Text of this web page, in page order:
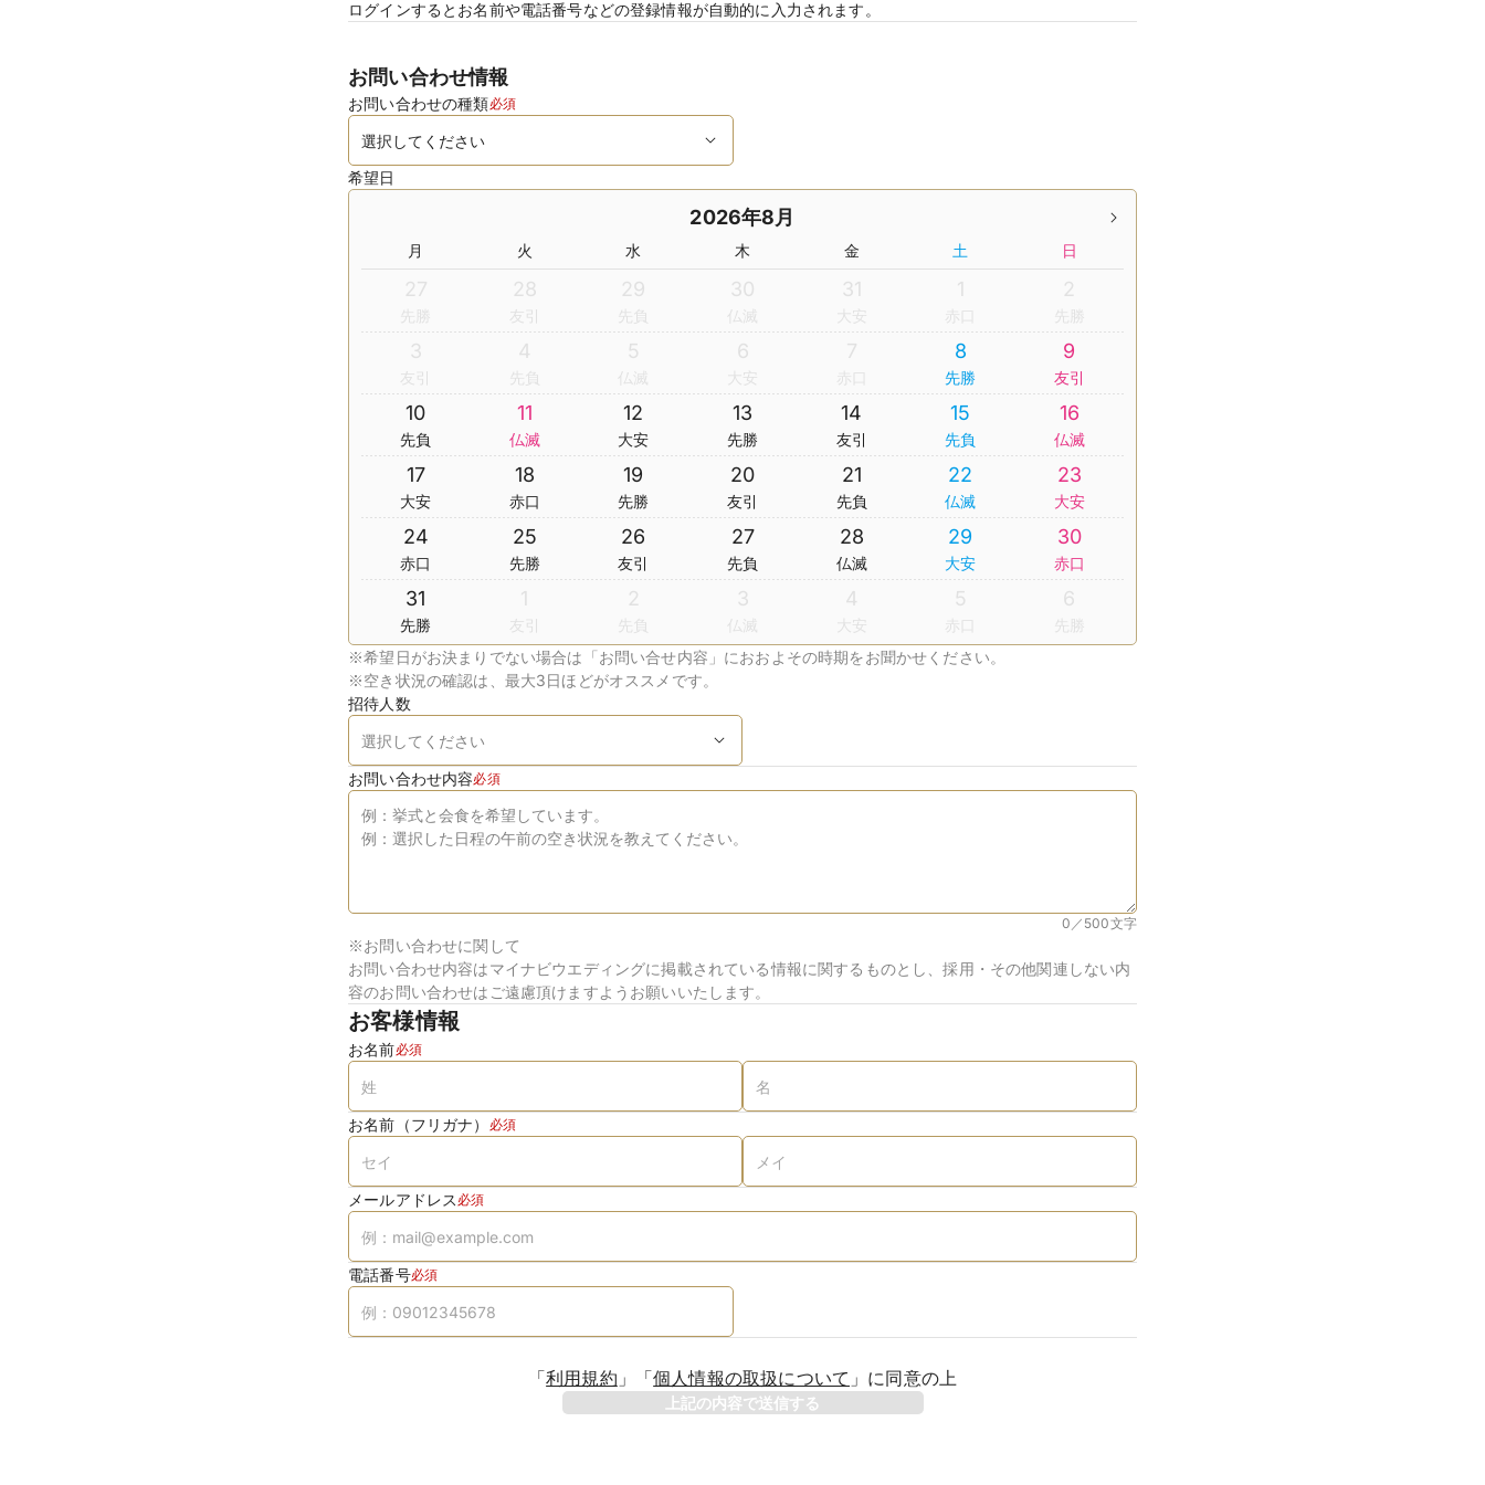
ログインするとお名前や電話番号などの登録情報が自動的に入力されます。
お問い合わせ情報
お問い合わせの種類必須
希望日
2026年8月
月 火 水 木 金 土 日
27
先勝
28
友引
29
先負
30
仏滅
31
大安
1
赤口
2
先勝
3
友引
4
先負
5
仏滅
6
大安
7
赤口
8
先勝
9
友引
10
先負
11
仏滅
12
大安
13
先勝
14
友引
15
先負
16
仏滅
17
大安
18
赤口
19
先勝
20
友引
21
先負
22
仏滅
23
大安
24
赤口
25
先勝
26
友引
27
先負
28
仏滅
29
大安
30
赤口
31
先勝
1
友引
2
先負
3
仏滅
4
大安
5
赤口
6
先勝
※希望日がお決まりでない場合は「お問い合せ内容」におおよその時期をお聞かせください。
※空き状況の確認は、最大3日ほどがオススメです。
招待人数
お問い合わせ内容必須
0／500文字
※お問い合わせに関して
お問い合わせ内容はマイナビウエディングに掲載されている情報に関するものとし、採用・その他関連しない内
容のお問い合わせはご遠慮頂けますようお願いいたします。
お客様情報
お名前必須
お名前（フリガナ） 必須
メールアドレス 必須
電話番号必須
「利用規約 」 「個人情報の取扱について 」 に同意の上
上記の内容で送信する